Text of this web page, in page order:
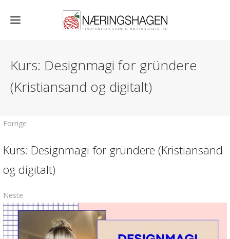
Kurs: Designmagi for gründere
(Kristiansand og digitalt)
Forrige
Kurs: Designmagi for gründere (Kristiansand
og digitalt)
Neste